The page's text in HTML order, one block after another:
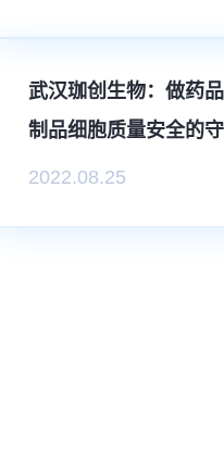
武汉珈创生物：做药
制品细胞质量安全的
2022.08.25